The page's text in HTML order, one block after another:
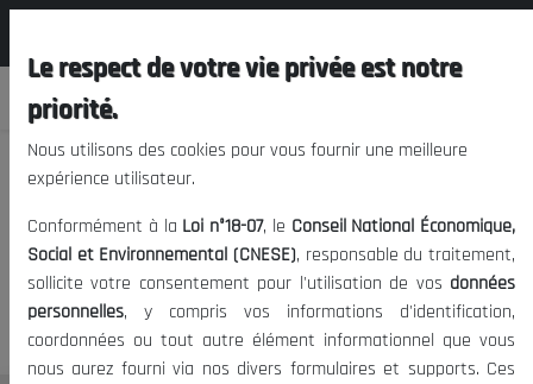
Nous vous prions de nous
excuser, mais l'accès à ce
contenu est restreint.
Le respect de votre vie privée est notre
priorité.
Nous utilisons des cookies pour vous fournir une meilleure
expérience utilisateur.
Conformément à la Loi n°18-07, le Conseil National Économique,
Social et Environnemental (CNESE), responsable du traitement,
sollicite votre consentement pour l'utilisation de vos données
personnelles, y compris vos informations d'identification,
coordonnées ou tout autre élément informationnel que vous
nous aurez fourni via nos divers formulaires et supports. Ces